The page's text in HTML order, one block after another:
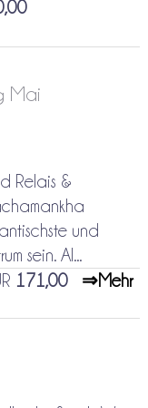
Mai
Relais &
und
sein. Al...
171,00
⇒Mehr